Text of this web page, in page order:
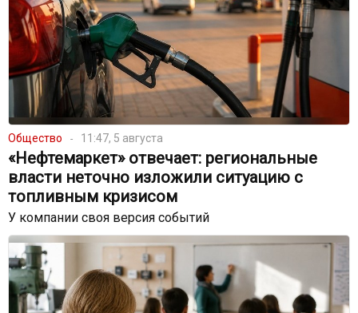
Общество 11:47, 5 августа
«Нефтемаркет» отвечает: региональные
власти неточно изложили ситуацию с
топливным кризисом
У компании своя версия событий